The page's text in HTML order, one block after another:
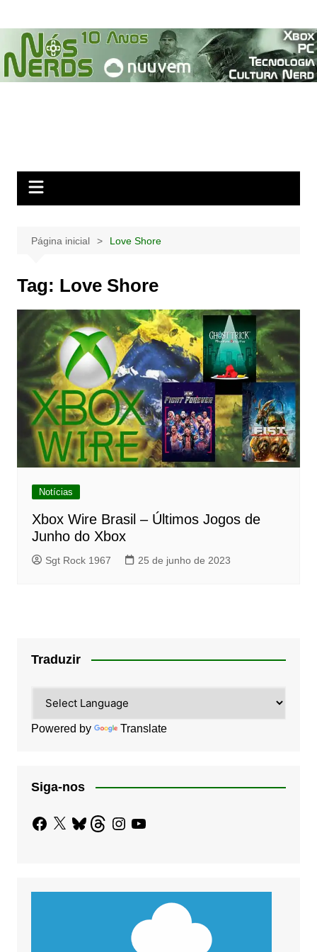
para
conteúdo
Página inicial Love Shore
Tag: Love Shore
Notícias
Xbox Wire Brasil – Últimos Jogos de
Junho do Xbox
Sgt Rock 1967 25 de junho de 2023
Traduzir
Powered by Translate
Siga-nos
Facebook
X BlueskyThreadsInstagram
YouTube